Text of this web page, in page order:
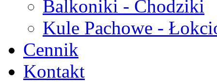
Balkoniki - Chodziki
Kule Pachowe -
Cennik
Kontakt